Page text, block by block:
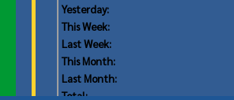
Yesterday:
This Week:
Last Week:
This Month:
Last Month:
Total: